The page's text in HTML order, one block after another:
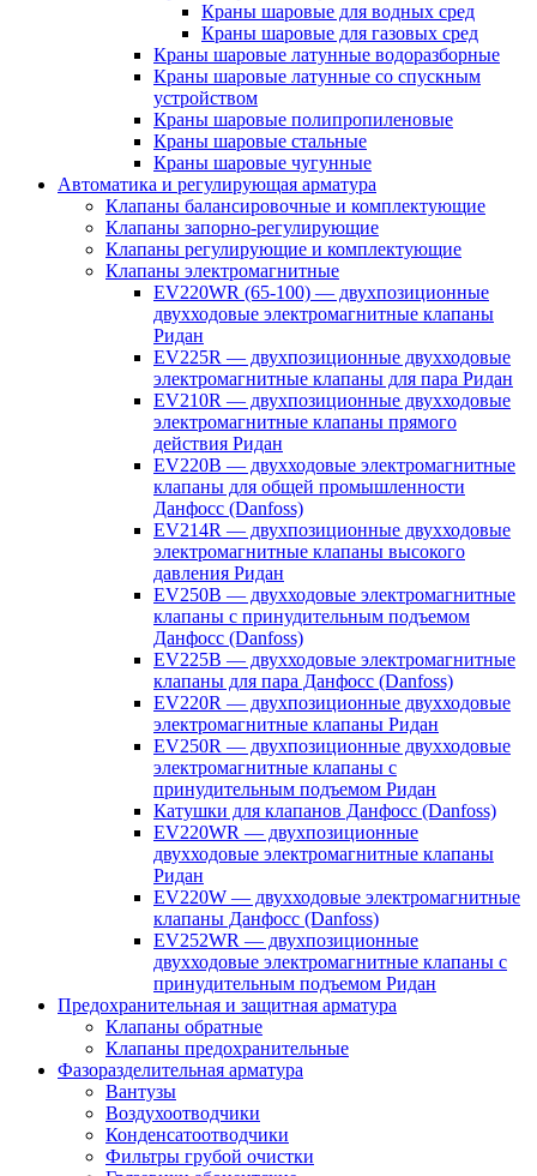
Краны шаровые для водных сред
Краны шаровые для газовых сред
Краны шаровые латунные водоразборные
Краны шаровые латунные со спускным
устройством
Краны шаровые полипропиленовые
Краны шаровые стальные
Краны шаровые чугунные
Автоматика и регулирующая арматура
Клапаны балансировочные и комплектующие
Клапаны запорно-регулирующие
Клапаны регулирующие и комплектующие
Клапаны электромагнитные
EV220WR (65-100) — двухпозиционные
двухходовые электромагнитные клапаны
Ридан
EV225R — двухпозиционные двухходовые
электромагнитные клапаны для пара Ридан
EV210R — двухпозиционные двухходовые
электромагнитные клапаны прямого
действия Ридан
EV220B — двухходовые электромагнитные
клапаны для общей промышленности
Данфосс (Danfoss)
EV214R — двухпозиционные двухходовые
электромагнитные клапаны высокого
давления Ридан
EV250B — двухходовые электромагнитные
клапаны с принудительным подъемом
Данфосс (Danfoss)
EV225B — двухходовые электромагнитные
клапаны для пара Данфосс (Danfoss)
EV220R — двухпозиционные двухходовые
электромагнитные клапаны Ридан
EV250R — двухпозиционные двухходовые
электромагнитные клапаны с
принудительным подъемом Ридан
Катушки для клапанов Данфосс (Danfoss)
EV220WR — двухпозиционные
двухходовые электромагнитные клапаны
Ридан
EV220W — двухходовые электромагнитные
клапаны Данфосс (Danfoss)
EV252WR — двухпозиционные
двухходовые электромагнитные клапаны с
принудительным подъемом Ридан
Предохранительная и защитная арматура
Клапаны обратные
Клапаны предохранительные
Фазоразделительная арматура
Вантузы
Воздухоотводчики
Конденсатоотводчики
Фильтры грубой очистки